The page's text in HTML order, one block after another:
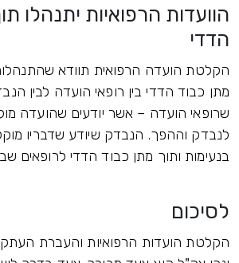
הוועדות הרפואיות יתנהלו
הדדי
הקלטת הועדה הרפואית תוודא
מתן כבוד הדדי בין רופאי הועדה לבין
שרופאי הועדה – אשר יודעים שהועדה
לנבדק וההפך. הנבדק שיודע שדבריו
בנעימות ותוך מתן כבוד הדדי לרופאים
לסיכום
הקלטת הועדות הרפואיות והעברת